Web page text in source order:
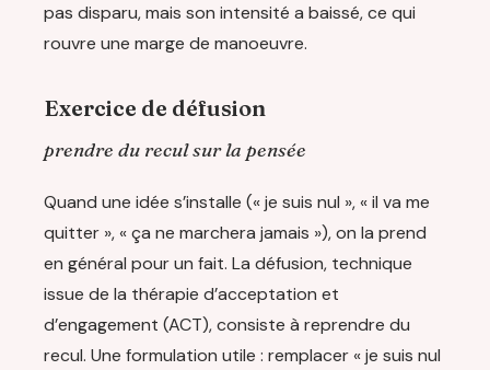
pas disparu, mais son intensité a baissé, ce qui
rouvre une marge de manoeuvre.
Exercice de défusion
prendre du recul sur la pensée
Quand une idée s’installe (« je suis nul », « il va me
quitter », « ça ne marchera jamais »), on la prend
en général pour un fait. La défusion, technique
issue de la thérapie d’acceptation et
d’engagement (ACT), consiste à reprendre du
recul. Une formulation utile : remplacer « je suis nul